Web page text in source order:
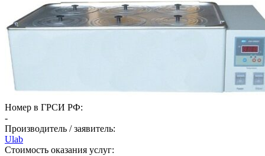
Номер в ГРСИ РФ:
-
Производитель / заявитель:
Ulab
Стоимость оказания услуг: